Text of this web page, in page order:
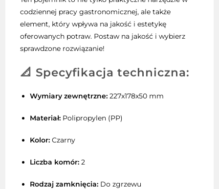
codziennej pracy gastronomicznej, ale także
element, który wpływa na jakość i estetykę
oferowanych potraw. Postaw na jakość i wybierz
sprawdzone rozwiązanie!
📐 Specyfikacja techniczna:
Wymiary zewnętrzne: 227x178x50 mm
Materiał: Polipropylen (PP)
Kolor: Czarny
Liczba komór: 2
Rodzaj zamknięcia: Do zgrzewu